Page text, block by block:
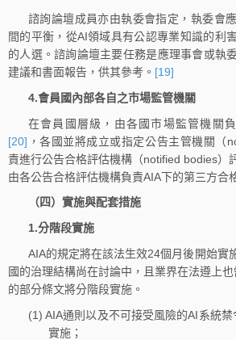
諮詢論壇成員亦由執委會指定，執委會
間的平衡，從AI領域具有公認專業知識的利
的人選。諮詢論壇主要任務是應理事會或執
建議和書面報告，供其參考。 [19]
4.會員國內部各自之市場監管機關
在會員國層級，由各國市場監管機關
[20] ，各國並將成立或指定公告主管機關（
責進行公告合格評估機構（notified bodies）
由各公告合格評估機構負責AIA下的第三方合
（四）實施與配套措施
1.分階段實施
AIA的規定將在該法生效24個月後開始實
國的治理結構尚在討論中，且業界在法遵上
的部分條文將分階段實施。
(1) AIA通則以及不可接受風險的AI系統
實施；